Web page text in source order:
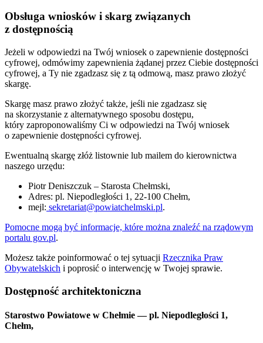
Obsługa wniosków i skarg związanych
z dostępnością
Jeżeli w odpowiedzi na Twój wniosek o zapewnienie dostępności
cyfrowej, odmówimy zapewnienia żądanej przez Ciebie dostępności
cyfrowej, a Ty nie zgadzasz się z tą odmową, masz prawo złożyć
skargę.
Skargę masz prawo złożyć także, jeśli nie zgadzasz się
na skorzystanie z alternatywnego sposobu dostępu,
który zaproponowaliśmy Ci w odpowiedzi na Twój wniosek
o zapewnienie dostępności cyfrowej.
Ewentualną skargę złóż listownie lub mailem do kierownictwa
naszego urzędu:
Piotr Deniszczuk – Starosta Chełmski,
Adres: pl. Niepodległości 1, 22-100 Chełm,
mejl: sekretariat@powiatchelmski.pl.
Pomocne mogą być informacje, które można znaleźć na rządowym
portalu gov.pl.
Możesz także poinformować o tej sytuacji Rzecznika Praw
Obywatelskich i poprosić o interwencję w Twojej sprawie.
Dostępność architektoniczna
Starostwo Powiatowe w Chełmie — pl. Niepodległości 1,
Chełm,